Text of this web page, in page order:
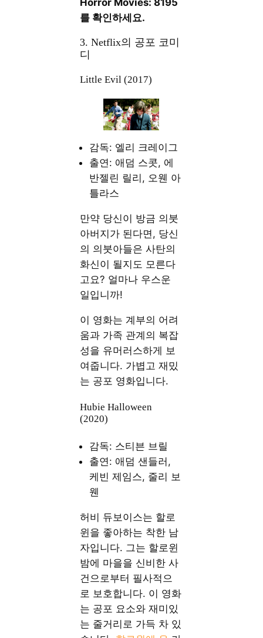
Horror Movies: 8195
를 확인하세요.
3. Netflix의 공포 코미
디
Little Evil (2017)
감독: 엘리 크레이그
출연: 애덤 스콧, 에
반젤린 릴리, 오웬 아
틀라스
만약 당신이 방금 의붓
아버지가 된다면, 당신
의 의붓아들은 사탄의
화신이 될지도 모른다
고요? 얼마나 우스운
일입니까!
이 영화는 계부의 어려
움과 가족 관계의 복잡
성을 유머러스하게 보
여줍니다. 가볍고 재밌
는 공포 영화입니다.
Hubie Halloween
(2020)
감독: 스티븐 브릴
출연: 애덤 샌들러,
케빈 제임스, 줄리 보
웬
허비 듀보이스는 할로
윈을 좋아하는 착한 남
자입니다. 그는 할로윈
밤에 마을을 신비한 사
건으로부터 필사적으
로 보호합니다. 이 영화
는 공포 요소와 재미있
는 줄거리로 가득 차 있